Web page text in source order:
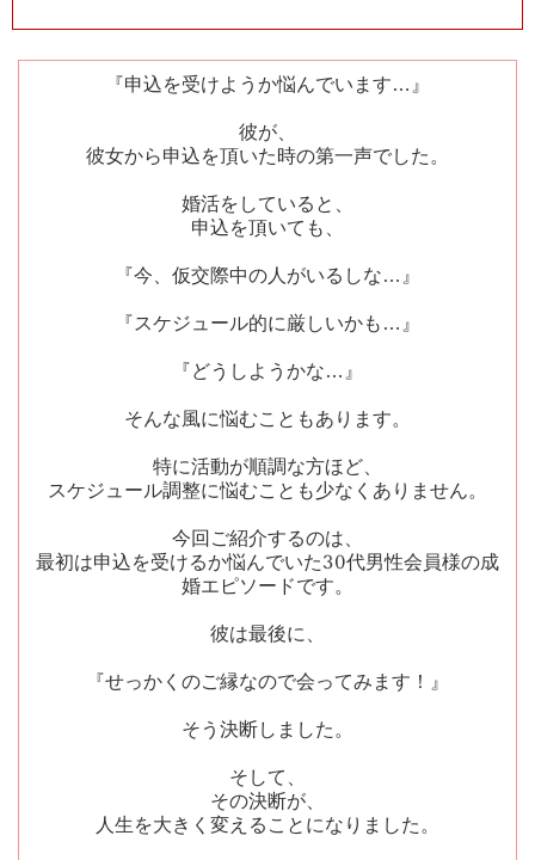
『申込を受けようか悩んでいます…』
彼が、
彼女から申込を頂いた時の第一声でした。
婚活をしていると、
申込を頂いても、
『今、仮交際中の人がいるしな…』
『スケジュール的に厳しいかも…』
『どうしようかな…』
そんな風に悩むこともあります。
特に活動が順調な方ほど、
スケジュール調整に悩むことも少なくありません。
今回ご紹介するのは、
最初は申込を受けるか悩んでいた30代男性会員様の成
婚エピソードです。
彼は最後に、
『せっかくのご縁なので会ってみます！』
そう決断しました。
そして、
その決断が、
人生を大きく変えることになりました。